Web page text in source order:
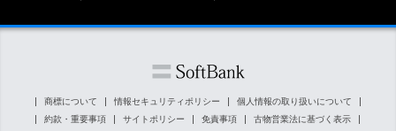
商標について 情報セキュリティポリシー
個人情報の取り扱いについて
約款・重要事項
サイトポリシー 免責事項 古物営業法に基づく表示